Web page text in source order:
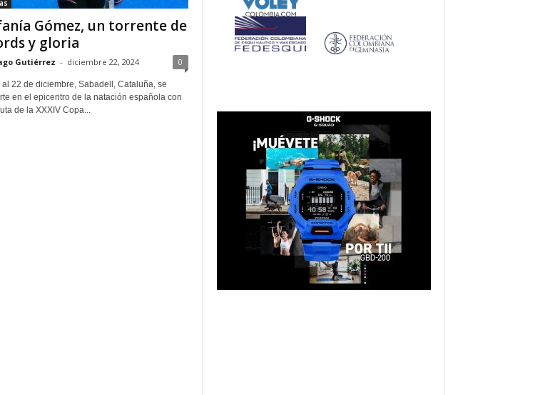
Gómez, un torrente de
y gloria
Gutiérrez - diciembre 22, 2024 0
al 22 de diciembre, Sabadell, Cataluña, se
en el epicentro de la natación española con
de la XXXIV Copa...